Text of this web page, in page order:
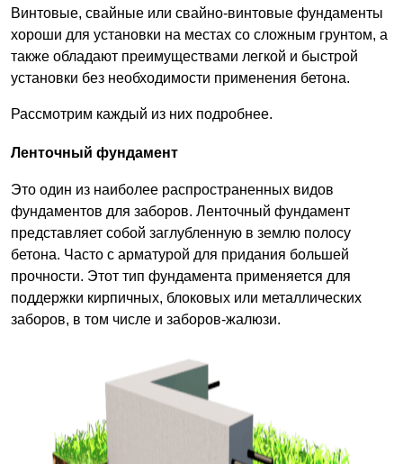
Винтовые, свайные или свайно-винтовые фундаменты
хороши для установки на местах со сложным грунтом, а
также обладают преимуществами легкой и быстрой
установки без необходимости применения бетона.
Рассмотрим каждый из них подробнее.
Ленточный фундамент
Это один из наиболее распространенных видов
фундаментов для заборов. Ленточный фундамент
представляет собой заглубленную в землю полосу
бетона. Часто с арматурой для придания большей
прочности. Этот тип фундамента применяется для
поддержки кирпичных, блоковых или металлических
заборов, в том числе и заборов-жалюзи.